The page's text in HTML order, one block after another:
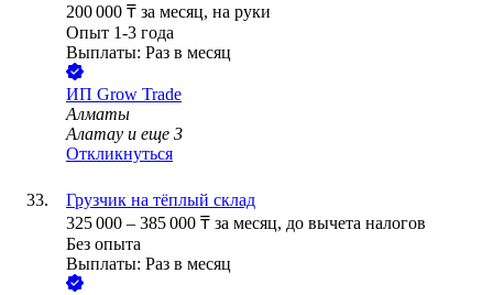
200 000 ₸ за месяц, на руки
Опыт 1-3 года
Выплаты: Раз в месяц
ИП Grow Trade
Алматы
Алатау и еще 3
Откликнуться
Грузчик на тёплый склад
325 000 – 385 000 ₸ за месяц, до вычета налогов
Без опыта
Выплаты: Раз в месяц